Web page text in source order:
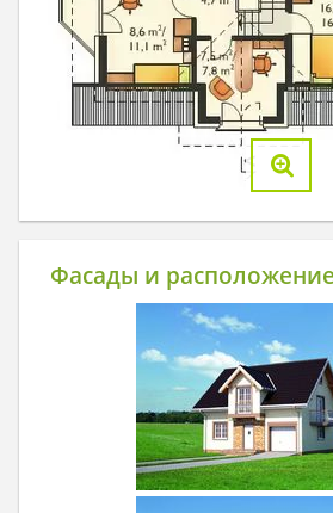
Фасады и